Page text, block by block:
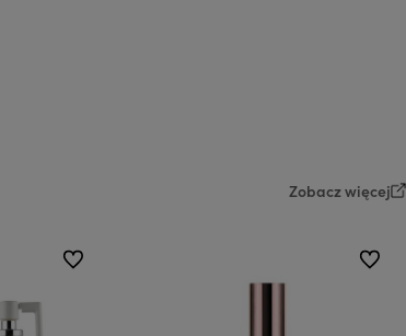
Zobacz więcej
do ulubionych do